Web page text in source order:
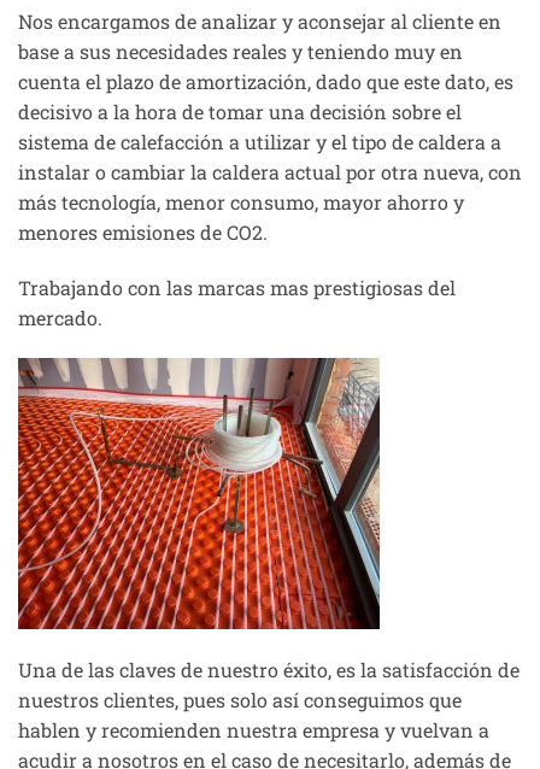
Nos encargamos de analizar y aconsejar al cliente en
base a sus necesidades reales y teniendo muy en
cuenta el plazo de amortización, dado que este dato, es
decisivo a la hora de tomar una decisión sobre el
sistema de calefacción a utilizar y el tipo de caldera a
instalar o cambiar la caldera actual por otra nueva, con
más tecnología, menor consumo, mayor ahorro y
menores emisiones de CO2.
Trabajando con las marcas mas prestigiosas del
mercado.
Una de las claves de nuestro éxito, es la satisfacción de
nuestros clientes, pues solo así conseguimos que
hablen y recomienden nuestra empresa y vuelvan a
acudir a nosotros en el caso de necesitarlo, además de